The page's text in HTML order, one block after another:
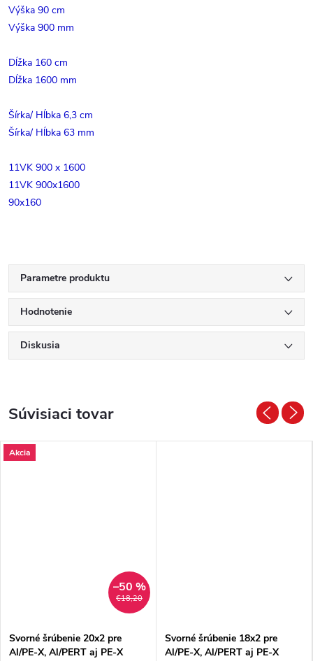
Výška 90 cm
Výška 900 mm
Dĺžka 160 cm
Dĺžka 1600 mm
Šírka/ Hĺbka 6,3 cm
Šírka/ Hĺbka 63 mm
11VK 900 x 1600
11VK 900x1600
90x160
Parametre produktu
Hodnotenie
Diskusia
Súvisiaci tovar
Akcia
€18,20
–50 %
Svorné šrúbenie 20x2 pre
Al/PE-X, Al/PERT aj PE-X
Svorné šrúbenie 18x2 pre
Al/PE-X, Al/PERT aj PE-X